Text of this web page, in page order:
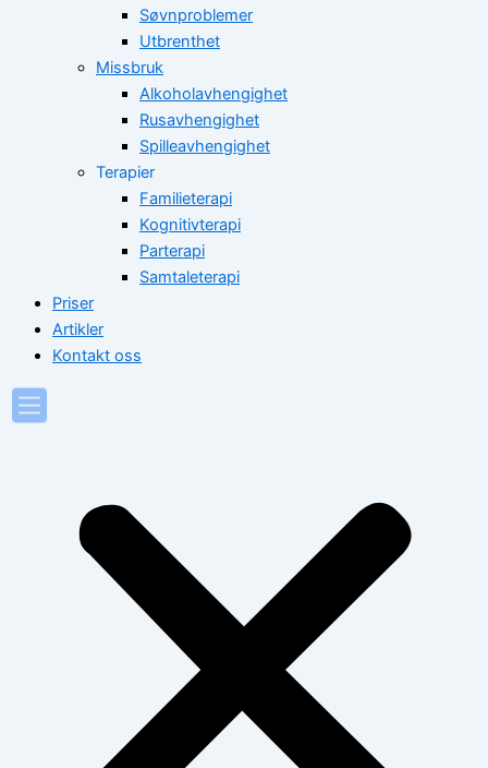
Søvnproblemer
Utbrenthet
Missbruk
Alkoholavhengighet
Rusavhengighet
Spilleavhengighet
Terapier
Familieterapi
Kognitivterapi
Parterapi
Samtaleterapi
Priser
Artikler
Kontakt oss